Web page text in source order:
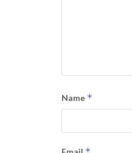
Name *